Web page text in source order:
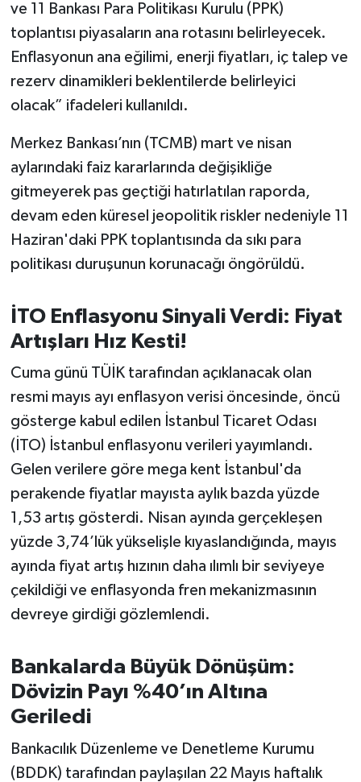
ve 11 Bankası Para Politikası Kurulu (PPK)
toplantısı piyasaların ana rotasını belirleyecek.
Enflasyonun ana eğilimi, enerji fiyatları, iç talep ve
rezerv dinamikleri beklentilerde belirleyici
olacak” ifadeleri kullanıldı.
Merkez Bankası’nın (TCMB) mart ve nisan
aylarındaki faiz kararlarında değişikliğe
gitmeyerek pas geçtiği hatırlatılan raporda,
devam eden küresel jeopolitik riskler nedeniyle 11
Haziran'daki PPK toplantısında da sıkı para
politikası duruşunun korunacağı öngörüldü.
İTO Enflasyonu Sinyali Verdi: Fiyat
Artışları Hız Kesti!
Cuma günü TÜİK tarafından açıklanacak olan
resmi mayıs ayı enflasyon verisi öncesinde, öncü
gösterge kabul edilen İstanbul Ticaret Odası
(İTO) İstanbul enflasyonu verileri yayımlandı.
Gelen verilere göre mega kent İstanbul'da
perakende fiyatlar mayısta aylık bazda yüzde
1,53 artış gösterdi. Nisan ayında gerçekleşen
yüzde 3,74’lük yükselişle kıyaslandığında, mayıs
ayında fiyat artış hızının daha ılımlı bir seviyeye
çekildiği ve enflasyonda fren mekanizmasının
devreye girdiği gözlemlendi.
Bankalarda Büyük Dönüşüm:
Dövizin Payı %40’ın Altına
Geriledi
Bankacılık Düzenleme ve Denetleme Kurumu
(BDDK) tarafından paylaşılan 22 Mayıs haftalık